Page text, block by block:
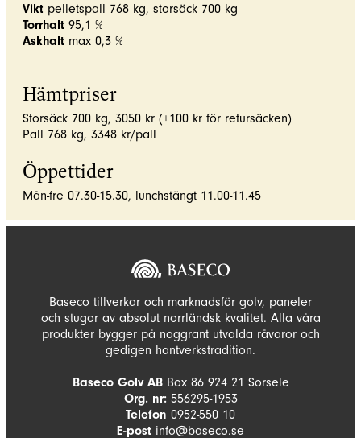
Vikt pelletspall 768 kg, storsäck 700 kg
Torrhalt 95,1 %
Askhalt max 0,3 %
Hämtpriser
Storsäck 700 kg, 3050 kr (+100 kr för retursäcken)
Pall 768 kg, 3348 kr/pall
Öppettider
Mån-fre 07.30-15.30, lunchstängt 11.00-11.45
Baseco tillverkar och marknadsför golv, paneler
och stugor av absolut norrländsk kvalitet. Alla våra
produkter bygger på noggrant utvalda råvaror och
gedigen hantverkstradition.
Baseco Golv ABBox 86 924 21 Sorsele
Org. nr:556295-1953
Telefon 0952-550 10
E-post info@baseco.se